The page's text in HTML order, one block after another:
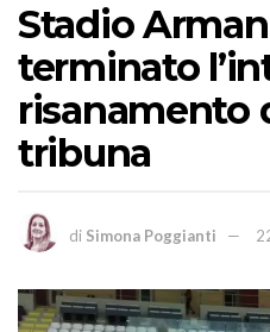
Stadio
terminato
risanamento
tribuna
di Simona Poggianti